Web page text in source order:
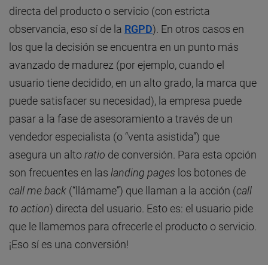
directa del producto o servicio (con estricta
observancia, eso sí de la RGPD). En otros casos en
los que la decisión se encuentra en un punto más
avanzado de madurez (por ejemplo, cuando el
usuario tiene decidido, en un alto grado, la marca que
puede satisfacer su necesidad), la empresa puede
pasar a la fase de asesoramiento a través de un
vendedor especialista (o “venta asistida”) que
asegura un altoratio de conversión. Para esta opción
son frecuentes en las landing pages los botones de
call me back (“llámame”) que llaman a la acción (call
to action) directa del usuario. Esto es: el usuario pide
que le llamemos para ofrecerle el producto o servicio.
¡Eso sí es una conversión!